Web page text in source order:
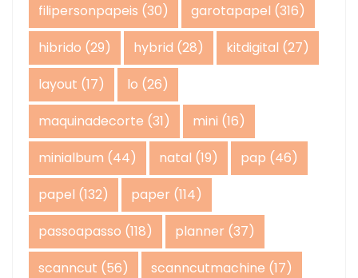
filipersonpapeis (30) garotapapel (316)
hibrido (29) hybrid (28) kitdigital (27)
layout (17) lo (26)
maquinadecorte (31) mini (16)
minialbum (44) natal (19) pap (46)
papel (132) paper (114)
passoapasso (118) planner (37)
scanncut (56) scanncutmachine (17)